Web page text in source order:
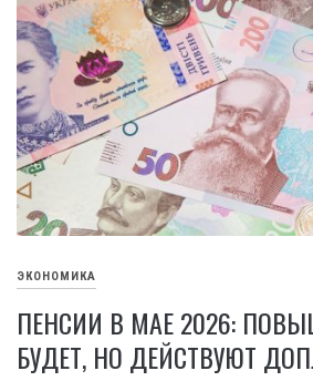
ЭКОНОМИКА
ПЕНСИИ В МАЕ 2026:
БУДЕТ, НО ДЕЙСТВУЮТ